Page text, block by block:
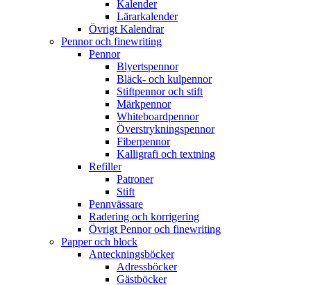
Kalender
Lärarkalender
Övrigt Kalendrar
Pennor och finewriting
Pennor
Blyertspennor
Bläck- och kulpennor
Stiftpennor och stift
Märkpennor
Whiteboardpennor
Överstrykningspennor
Fiberpennor
Kalligrafi och textning
Refiller
Patroner
Stift
Pennvässare
Radering och korrigering
Övrigt Pennor och finewriting
Papper och block
Anteckningsböcker
Adressböcker
Gästböcker